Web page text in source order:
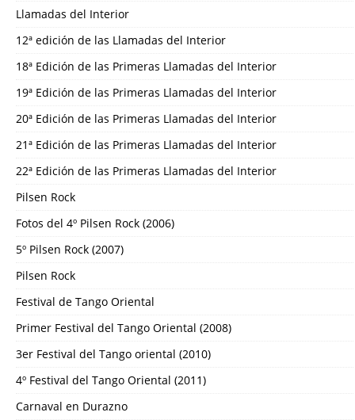
Llamadas del Interior
12ª edición de las Llamadas del Interior
18ª Edición de las Primeras Llamadas del Interior
19ª Edición de las Primeras Llamadas del Interior
20ª Edición de las Primeras Llamadas del Interior
21ª Edición de las Primeras Llamadas del Interior
22ª Edición de las Primeras Llamadas del Interior
Pilsen Rock
Fotos del 4º Pilsen Rock (2006)
5º Pilsen Rock (2007)
Pilsen Rock
Festival de Tango Oriental
Primer Festival del Tango Oriental (2008)
3er Festival del Tango oriental (2010)
4º Festival del Tango Oriental (2011)
Carnaval en Durazno